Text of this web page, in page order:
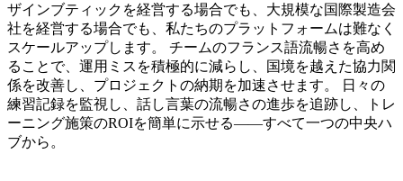
ザインブティックを経営する場合でも、大規模な国際製造会
社を経営する場合でも、私たちのプラットフォームは難なく
スケールアップします。 チームのフランス語流暢さを高め
ることで、運用ミスを積極的に減らし、国境を越えた協力関
係を改善し、プロジェクトの納期を加速させます。 日々の
練習記録を監視し、話し言葉の流暢さの進歩を追跡し、トレ
ーニング施策のROIを簡単に示せる――すべて一つの中央ハ
ブから。